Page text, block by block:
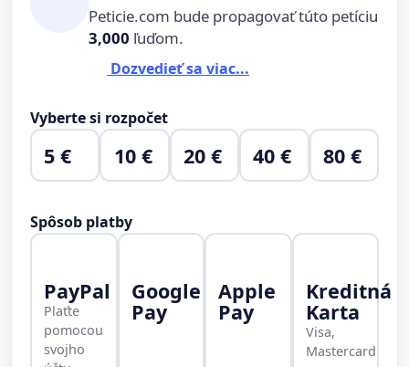
Peticie.com bude propagovať túto petíciu
3,000 ľuďom.
Dozvedieť sa viac...
Vyberte si rozpočet
5 € 10 € 20 € 40 € 80 €
Spôsob platby
PayPal
Plaťte
pomocou
svojho
Google
Pay
Apple
Pay
Kreditná
Karta
Visa,
Mastercard